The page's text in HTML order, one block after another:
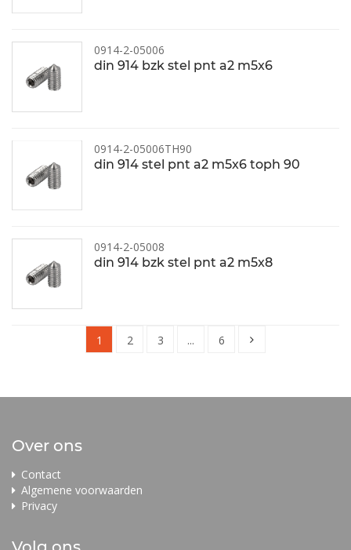
0914-2-05006
din 914 bzk stel pnt a2 m5x6
0914-2-05006TH90
din 914 stel pnt a2 m5x6 toph 90
0914-2-05008
din 914 bzk stel pnt a2 m5x8
1 2 3 ... 6
Over ons
Contact
Algemene voorwaarden
Privacy